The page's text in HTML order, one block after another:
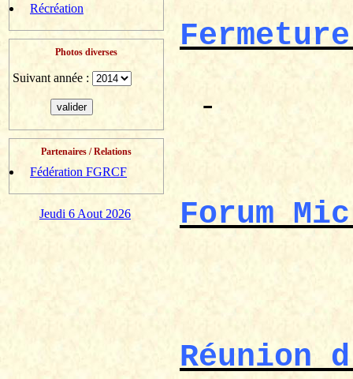
Récréation
Photos diverses
Suivant année :
Partenaires / Relations
Fédération FGRCF
Jeudi 6 Aout 2026
-
Forum
Réunion